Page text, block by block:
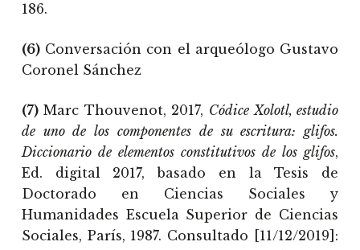
186.
(6)Conversación con el arqueólogo Gustavo
Coronel Sánchez
(7)Marc Thouvenot, 2017, Códice Xolotl, estudio
de uno de los componentes de su escritura: glifos.
Diccionario de elementos constitutivos de los glifos,
Ed. digital 2017, basado en la Tesis de
Doctorado en Ciencias Sociales y
Humanidades Escuela Superior de Ciencias
Sociales, París, 1987. Consultado [11/12/2019]: